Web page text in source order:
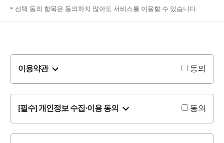
선택 동의 항목은 동의하지 않아도 서비스를 이용할 수 있습니다.
이용약관 동의
[필수] 개인정보 수집·이용 동의 동의